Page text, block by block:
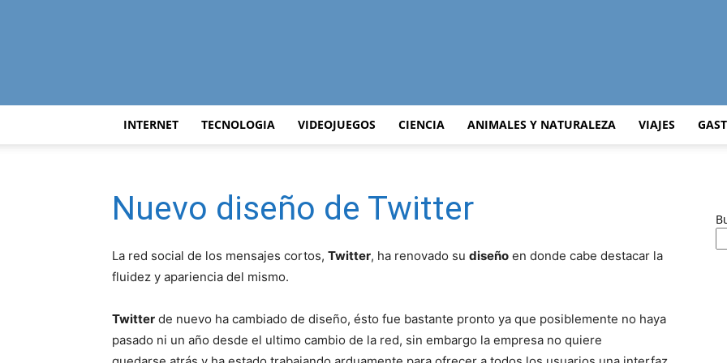
Curiosidades
del
INTERNET TECNOLOGIA VIDEOJUEGOS CIENCIA ANIMALES Y NATURALEZA VIAJES
Nuevo diseño de Twitter
La red social de los mensajes cortos, Twitter, ha renovado su diseño en donde cabe destacar la
fluidez y apariencia del mismo.
Twitter de nuevo ha cambiado de diseño, ésto fue bastante pronto ya que posiblemente no haya
pasado ni un año desde el ultimo cambio de la red, sin embargo la empresa no quiere